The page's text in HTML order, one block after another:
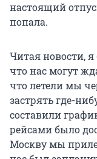
настоящий
попала.
Читая новости,
что нас могут
что летели мы
застрять где-
составили
рейсами было
Москву мы